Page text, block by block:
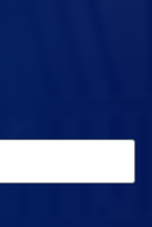
actie